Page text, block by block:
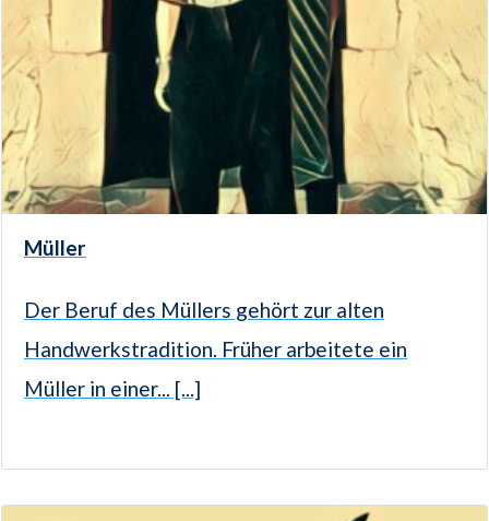
Müller
Der Beruf des Müllers gehört zur alten
Handwerkstradition. Früher arbeitete ein
Müller in einer... [...]